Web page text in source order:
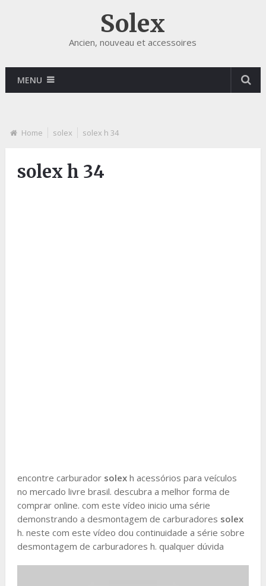
Solex
Ancien, nouveau et accessoires
MENU
Home solex solex h 34
solex h 34
encontre carburador solexh acessórios para veículos
no mercado livre brasil. descubra a melhor forma de
comprar online. com este vídeo inicio uma série
demonstrando a desmontagem de carburadores solex
h. neste com este vídeo dou continuidade a série sobre
desmontagem de carburadores h. qualquer dúvida